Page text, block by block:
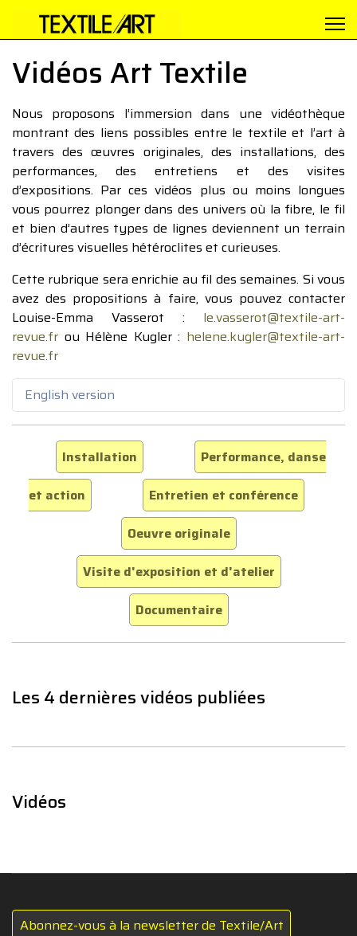
Vidéos Art Textile
Nous proposons l’immersion dans une vidéothèque
montrant des liens possibles entre le textile et l’art à
travers des œuvres originales, des installations, des
performances, des entretiens et des visites
d’expositions. Par ces vidéos plus ou moins longues
vous pourrez plonger dans des univers où la fibre, le fil
et bien d’autres types de lignes deviennent un terrain
d’écritures visuelles hétéroclites et curieuses.
Cette rubrique sera enrichie au fil des semaines. Si vous
avez des propositions à faire, vous pouvez contacter
Louise-Emma Vasserot : le.vasserot@textile-art-
revue.fr ou Hélène Kugler : helene.kugler@textile-art-
revue.fr
English version
Installation
Performance, danse
et action
Entretien et conférence
Oeuvre originale
Visite d'exposition et d'atelier
Documentaire
Les 4 dernières vidéos publiées
Vidéos
Abonnez-vous à la newsletter de Textile/Art